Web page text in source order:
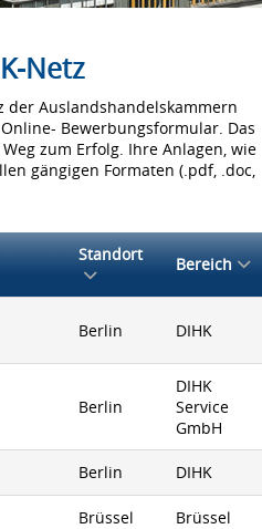
Netz
Auslandshandelskammern
Bewerbungsformular. Das
zum Erfolg. Ihre Anlagen, wie
gängigen Formaten (.pdf, .doc,
Standort Bereich
Berlin DIHK
Berlin
DIHK
Service
GmbH
Berlin DIHK
Brüssel Brüssel